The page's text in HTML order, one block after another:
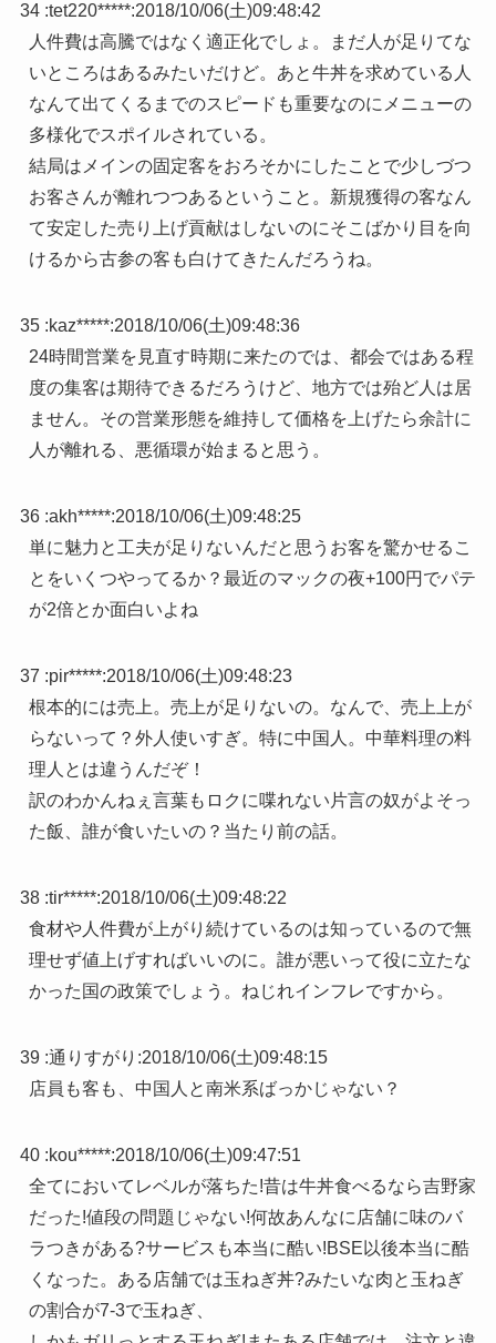
34 :tet220*****:2018/10/06(土)09:48:42
人件費は高騰ではなく適正化でしょ。まだ人が足りてな
いところはあるみたいだけど。あと牛丼を求めている人
なんて出てくるまでのスピードも重要なのにメニューの
多様化でスポイルされている。
結局はメインの固定客をおろそかにしたことで少しづつ
お客さんが離れつつあるということ。新規獲得の客なん
て安定した売り上げ貢献はしないのにそこばかり目を向
けるから古参の客も白けてきたんだろうね。
35 :kaz*****:2018/10/06(土)09:48:36
24時間営業を見直す時期に来たのでは、都会ではある程
度の集客は期待できるだろうけど、地方では殆ど人は居
ません。その営業形態を維持して価格を上げたら余計に
人が離れる、悪循環が始まると思う。
36 :akh*****:2018/10/06(土)09:48:25
単に魅力と工夫が足りないんだと思うお客を驚かせるこ
とをいくつやってるか？最近のマックの夜+100円でパテ
が2倍とか面白いよね
37 :pir*****:2018/10/06(土)09:48:23
根本的には売上。売上が足りないの。なんで、売上上が
らないって？外人使いすぎ。特に中国人。中華料理の料
理人とは違うんだぞ！
訳のわかんねぇ言葉もロクに喋れない片言の奴がよそっ
た飯、誰が食いたいの？当たり前の話。
38 :tir*****:2018/10/06(土)09:48:22
食材や人件費が上がり続けているのは知っているので無
理せず値上げすればいいのに。誰が悪いって役に立たな
かった国の政策でしょう。ねじれインフレですから。
39 :通りすがり :2018/10/06(土)09:48:15
店員も客も、中国人と南米系ばっかじゃない？
40 :kou*****:2018/10/06(土)09:47:51
全てにおいてレベルが落ちた!昔は牛丼食べるなら吉野家
だった!値段の問題じゃない!何故あんなに店舗に味のバ
ラつきがある?サービスも本当に酷い!BSE以後本当に酷
くなった。ある店舗では玉ねぎ丼?みたいな肉と玉ねぎ
の割合が7-3で玉ねぎ、